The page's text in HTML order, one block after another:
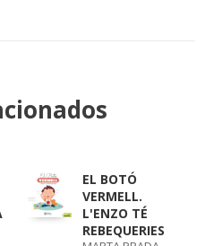
EL BOTÓ
VERMELL.
L'ENZO TÉ
REBEQUERIES